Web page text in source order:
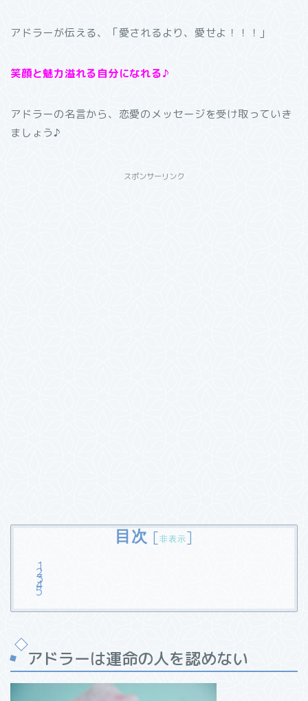
アドラーが伝える、「愛されるより、愛せよ！！！」
笑顔と魅力溢れる自分になれる♪
アドラーの名言から、恋愛のメッセージを受け取っていき
ましょう♪
スポンサーリンク
目次 [非表示]
アドラーは運命の人を認めない